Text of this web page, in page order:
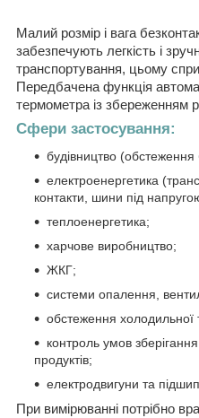
Малий розмір і вага
забезпечують легкість і
транспортування, цьому
Передбачена функція
термометра із збереженням
Сфери застосування:
будівництво (обстеження
електроенергетика
контакти, шини під
теплоенергетика;
харчове виробництво;
ЖКГ;
системи опалення,
обстеження холодильної
контроль умов
продуктів;
електродвигуни та
При вимірюванні потрібно